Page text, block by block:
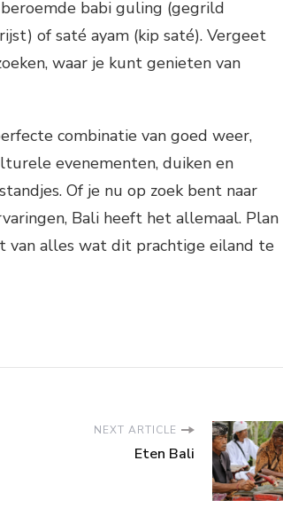
babi guling (gegrild
of saté ayam (kip saté). Vergeet
waar je kunt genieten van
combinatie van goed weer,
evenementen, duiken en
Of je nu op zoek bent naar
Bali heeft het allemaal. Plan
van alles wat dit prachtige eiland te
NEXT ARTICLE
Eten Bali